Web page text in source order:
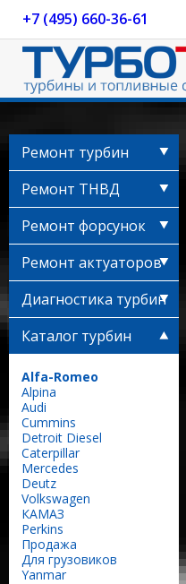
+7 (495) 660-36-61
Ремонт турбин
Ремонт ТНВД
Ремонт форсунок
Ремонт актуаторов
Диагностика турбин
Каталог турбин
Alfa-Romeo
Alpina
Audi
Сummins
Detroit Diesel
Caterpillar
Mercedes
Deutz
Volkswagen
КАМАЗ
Perkins
Продажа
Для грузовиков
Yanmar